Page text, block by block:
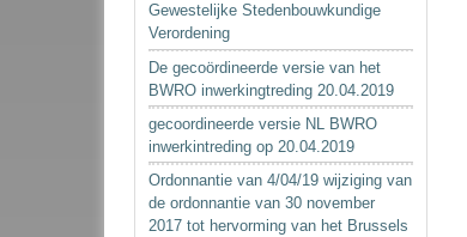
Gewestelijke Stedenbouwkundige
Verordening
De gecoördineerde versie van het
BWRO inwerkingtreding 20.04.2019
gecoordineerde versie NL BWRO
inwerkintreding op 20.04.2019
Ordonnantie van 4/04/19 wijziging van
de ordonnantie van 30 november
2017 tot hervorming van het Brussels